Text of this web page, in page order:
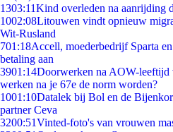
1303:11Kind overleden na aanrijding
1002:08Litouwen vindt opnieuw
Wit-Rusland
701:18Accell, moederbedrijf Sparta
betaling aan
3901:14Doorwerken na AOW-leeftijd
werken na je 67e de norm worden?
1001:10Datalek bij Bol en de
partner Ceva
3200:51Vinted-foto's van vrouwen